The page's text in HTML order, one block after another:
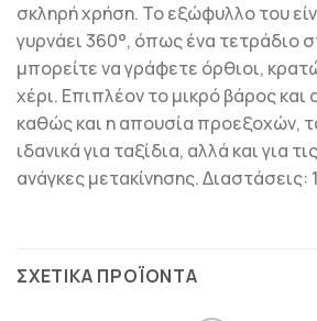
σκληρή χρήση. Το εξώφυλλο του
γυρνάει 360°, όπως ένα τετράδιο
μπορείτε να γράφετε όρθιοι,
χέρι. Επιπλέον το μικρό βάρος και
καθώς και η απουσία προεξοχών,
ιδανικά για ταξίδια, αλλά και για
ανάγκες μετακίνησης. Διαστάσεις:
ΣΧΕΤΙΚΆ ΠΡΟΪΌΝΤΑ